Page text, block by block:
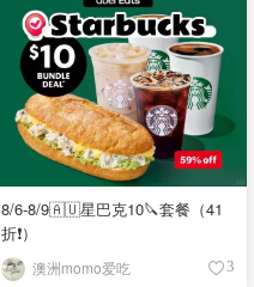
8/6-8/9🇦🇺星巴克10🔪套餐（41
折❗）
澳洲momo爱吃 3